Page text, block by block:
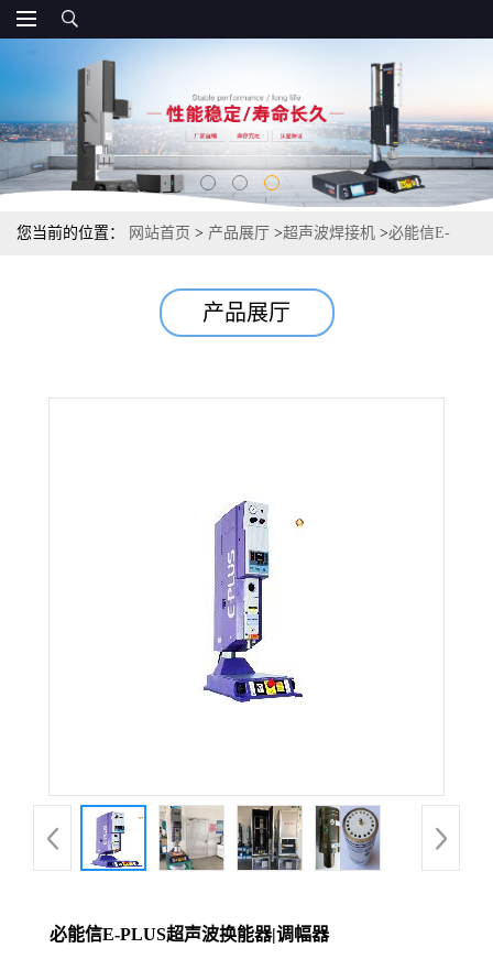
您当前的位置： 网站首页 > 产品展厅 >超声波焊接机 >必能信E-
产品展厅
必能信E-PLUS超声波换能器|调幅器